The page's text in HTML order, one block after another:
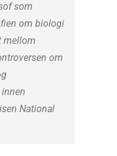
som
om biologi
mellom
om
National